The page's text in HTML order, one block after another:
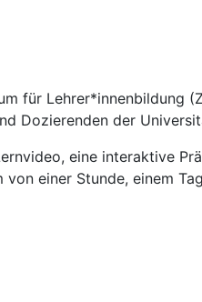
für Lehrer*innenbildung
Dozierenden der
eine interaktive
einer Stunde, einem